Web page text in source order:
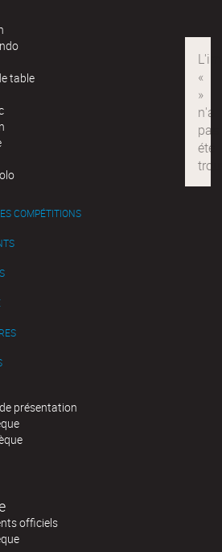
table
COMPÉTITIONS
présentation
officiels